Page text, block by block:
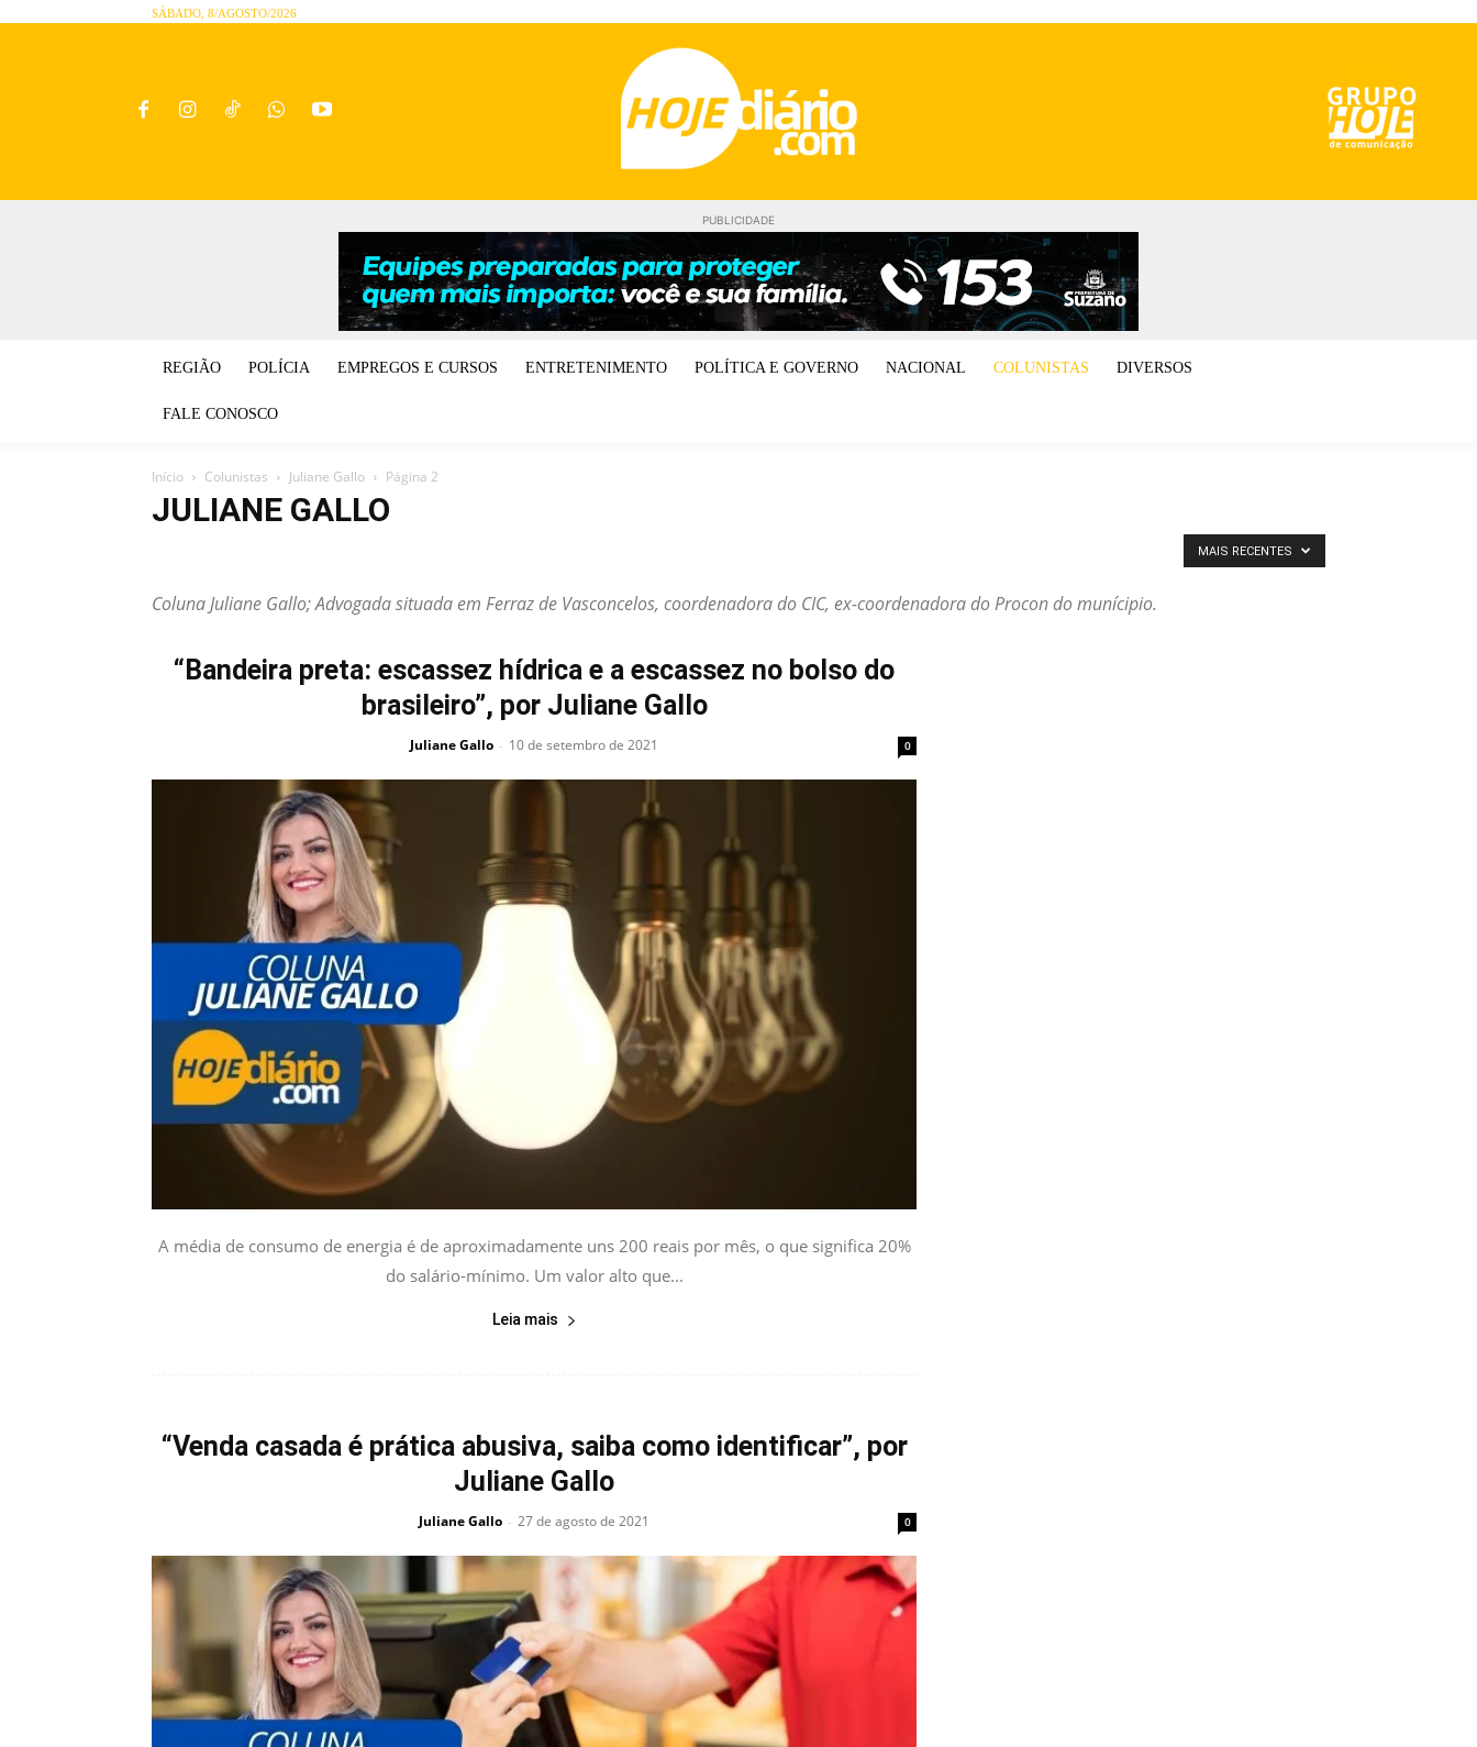
SÁBADO, 8/AGOSTO/2026
PUBLICIDADE
REGIÃO POLÍCIA EMPREGOS E CURSOS ENTRETENIMENTO POLÍTICA E GOVERNO NACIONAL COLUNISTAS DIVERSOS
FALE CONOSCO
Início Colunistas Juliane Gallo Página 2
JULIANE GALLO
Quem Não é Visto, Não é Lembrado - por Lana Camargo
Rebeka Assis Robinson Guedes
Coluna Juliane Gallo; Advogada situada em Ferraz de Vasconcelos, coordenadora do CIC, ex-coordenadora do Procon do munícipio.
MAIS RECENTES
“Bandeira preta: escassez hídrica e a escassez no bolso do
brasileiro”, por Juliane Gallo
Juliane Gallo - 10 de setembro de 2021 0
A média de consumo de energia é de aproximadamente uns 200 reais por mês, o que significa 20%
do salário-mínimo. Um valor alto que...
Leia mais
“Venda casada é prática abusiva, saiba como identificar”, por
Juliane Gallo
Juliane Gallo - 27 de agosto de 2021 0